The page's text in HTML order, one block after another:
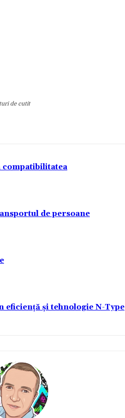
de cutit
compatibilitatea
de persoane
și tehnologie N-Type